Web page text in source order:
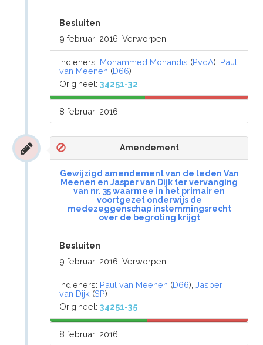
Besluiten
9 februari 2016: Verworpen.
Indieners: Mohammed Mohandis (PvdA), Paul
van Meenen (D66)
Origineel:34251-32
8 februari 2016
Amendement
Gewijzigd amendement van de leden Van
Meenen en Jasper van Dijk ter vervanging
van nr. 35 waarmee in het primair en
voortgezet onderwijs de
medezeggenschap instemmingsrecht
over de begroting krijgt
Besluiten
9 februari 2016: Verworpen.
Indieners: Paul van Meenen (D66),Jasper
van Dijk (SP)
Origineel:34251-35
8 februari 2016